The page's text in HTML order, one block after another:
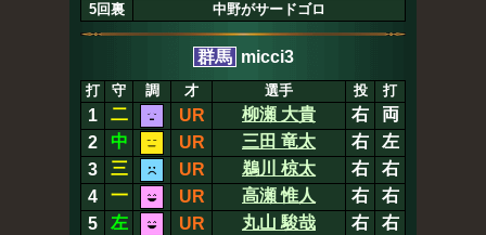
5回裏
中野がサードゴロ
群馬 micci3
打 守 調 才 選手 投 打
1 二 UR 柳瀬 大貴 右
両
2
中 UR 三田 竜太 右
左
3
三 UR 鵜川 椋太 右
右
4
一 UR 高瀬 惟人 右
右
5
左 UR 丸山 駿哉 右
右